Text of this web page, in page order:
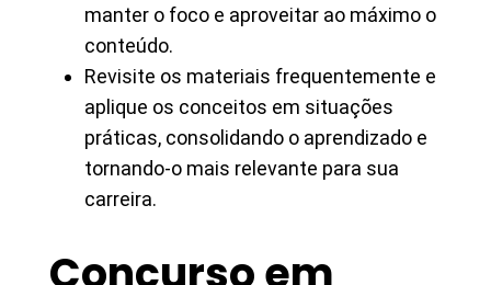
manter o foco e aproveitar ao máximo o
conteúdo.
Revisite os materiais frequentemente e
aplique os conceitos em situações
práticas, consolidando o aprendizado e
tornando-o mais relevante para sua
carreira.